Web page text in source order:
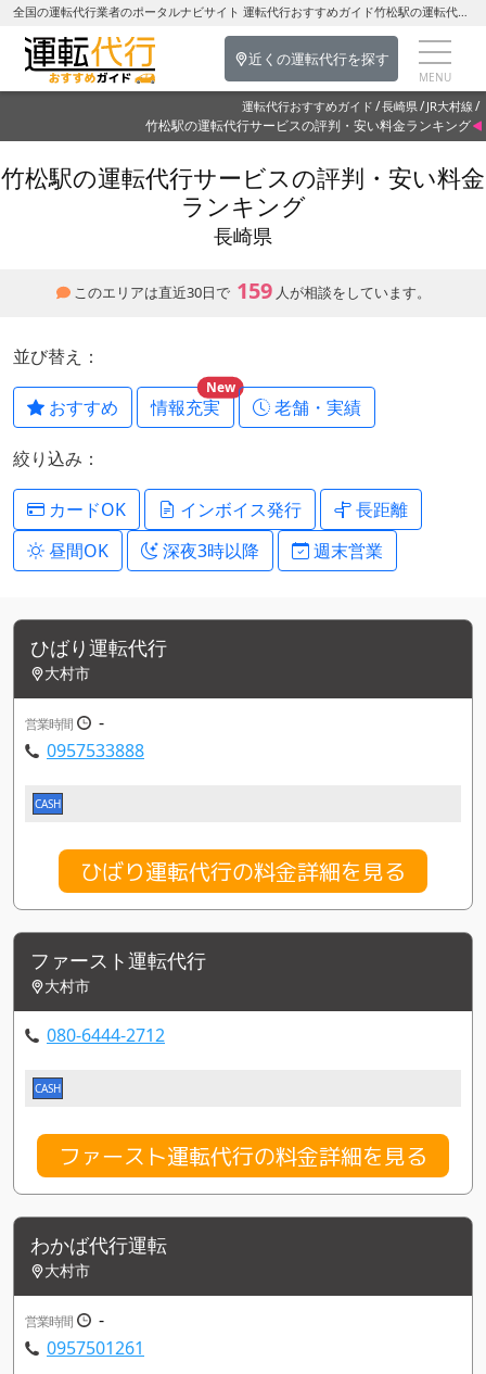
全国の運転代行業者のポータルナビサイト 運転代行おすすめガイド竹松駅の運転代行を探す-長崎県の運転代行
近くの運転代行を探す
運転代行おすすめガイド 長崎県 JR大村線
竹松駅の運転代行サービスの評判・安い料金ランキング
竹松駅の運転代行サービスの評判・安い料金
ランキング
長崎県
このエリアは直近30日で 159 人が相談をしています。
並び替え：
おすすめ 情報充実
New
老舗・実績
絞り込み：
カードOK インボイス発行
長距離
昼間OK
深夜3時以降 週末営業
ひばり運転代行
大村市
営業時間
-
0957533888
CASH
ひばり運転代行の料金詳細を見る
ファースト運転代行
大村市
080-6444-2712
CASH
ファースト運転代行の料金詳細を見る
わかば代行運転
大村市
営業時間
-
0957501261